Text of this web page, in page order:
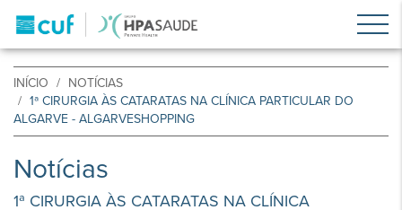
INÍCIO
NOTÍCIAS
1ª CIRURGIA ÀS CATARATAS NA CLÍNICA PARTICULAR DO
ALGARVE - ALGARVESHOPPING
Notícias
1ª CIRURGIA ÀS CATARATAS NA CLÍNICA